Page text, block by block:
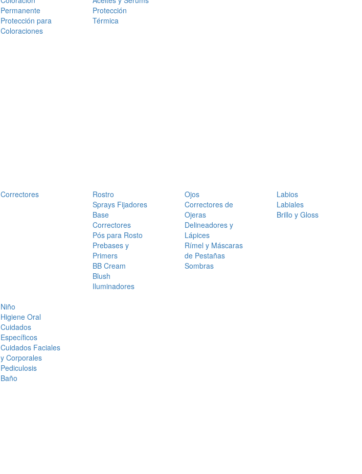
Permanente
Protección para
Coloraciones
Protección
Térmica
Correctores
Rostro
Sprays Fijadores
Base
Correctores
Pós para Rosto
Prebases y
Primers
BB Cream
Blush
Iluminadores
Ojos
Correctores de
Ojeras
Delineadores y
Lápices
Rímel y Máscaras
de Pestañas
Sombras
Labios
Labiales
Brillo y Gloss
Niño
Higiene Oral
Cuidados
Específicos
Cuidados Faciales
y Corporales
Pediculosis
Baño